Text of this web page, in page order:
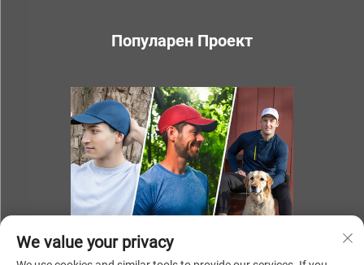
Популарен Проект
We value your privacy